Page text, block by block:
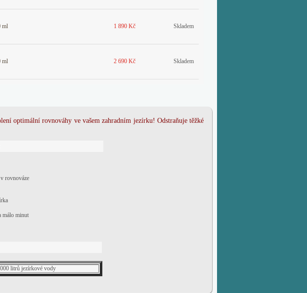
ml 1 890 Kč Skladem
ml 2 690 Kč Skladem
optimální rovnováhy ve vašem zahradním jezírku! Odstraňuje těžké
rovnováze
málo minut
litrů jezírkové vody